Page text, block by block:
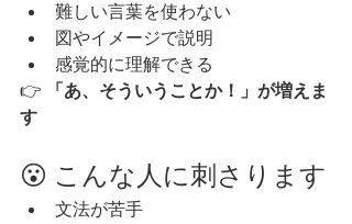
難しい言葉を使わない
図やイメージで説明
感覚的に理解できる
👉
「あ、そういうことか！」が増えま
す
😮 こんな人に刺さります
文法が苦手